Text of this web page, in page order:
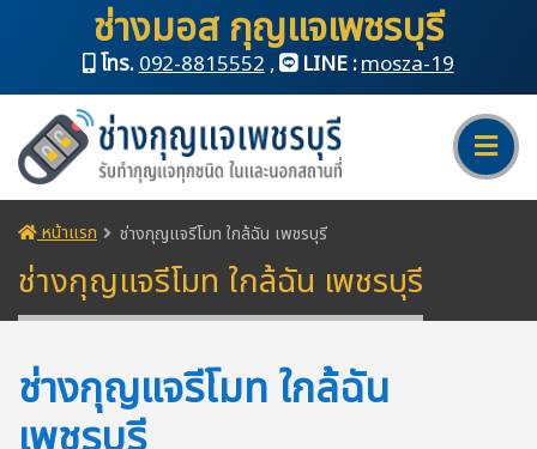
ช่างมอส กุญแจเพชรบุรี
โทร.092-8815552, LINE :mosza-19
หน้าแรก ช่างกุญแจรีโมท ใกล้ฉัน เพชรบุรี
ช่างกุญแจรีโมท ใกล้ฉัน เพชรบุรี
ช่างกุญแจรีโมท ใกล้ฉัน